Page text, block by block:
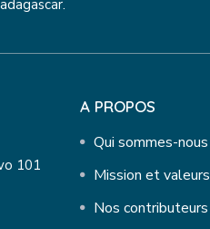
101
A PROPOS
Qui sommes-nous
Mission et valeurs
Nos contributeurs